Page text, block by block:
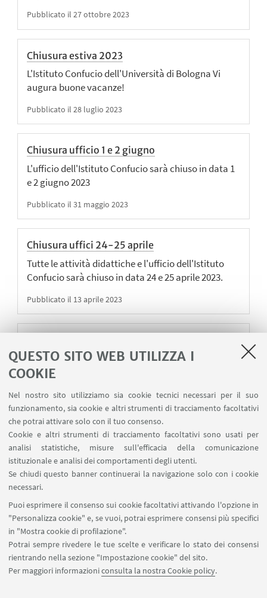
QUESTO SITO WEB UTILIZZA I
COOKIE
Nel nostro sito utilizziamo sia cookie tecnici necessari per il suo
funzionamento, sia cookie e altri strumenti di tracciamento facoltativi
che potrai attivare solo con il tuo consenso.
Cookie e altri strumenti di tracciamento facoltativi sono usati per
analisi statistiche, misure sull'efficacia della comunicazione
istituzionale e analisi dei comportamenti degli utenti.
Se chiudi questo banner continuerai la navigazione solo con i cookie
necessari.
Puoi esprimere il consenso sui cookie facoltativi attivando l'opzione in
"Personalizza cookie" e, se vuoi, potrai esprimere consensi più specifici
in "Mostra cookie di profilazione".
Potrai sempre rivedere le tue scelte e verificare lo stato dei consensi
rientrando nella sezione "Impostazione cookie" del sito.
Per maggiori informazioniconsulta la nostra Cookie policy.
Pubblicato il 27 ottobre 2023
Chiusura estiva 2023
L'Istituto Confucio dell'Università di Bologna Vi
augura buone vacanze!
Pubblicato il 28 luglio 2023
Chiusura ufficio 1 e 2 giugno
L'ufficio dell'Istituto Confucio sarà chiuso in data 1
e 2 giugno 2023
Pubblicato il 31 maggio 2023
Chiusura uffici 24-25 aprile
Tutte le attività didattiche e l'ufficio dell'Istituto
Confucio sarà chiuso in data 24 e 25 aprile 2023.
Pubblicato il 13 aprile 2023
Si avvisa la gentile utenza che la segreteria
dell'Istituto Confucio dell'Università di Bologna
aprile compresi.
Pubblicato il 31 marzo 2023
Chiusura Natalizia 2022
博洛尼亚大学孔子学院祝你们圣诞快乐！
Pubblicato il 21 dicembre 2022
1 2 3 4 5 6